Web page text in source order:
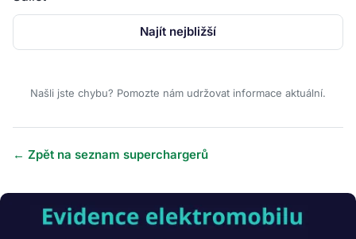
Najít nejbližší
Našli jste chybu? Pomozte nám udržovat informace aktuální.
← Zpět na seznam superchargerů
Obrázek